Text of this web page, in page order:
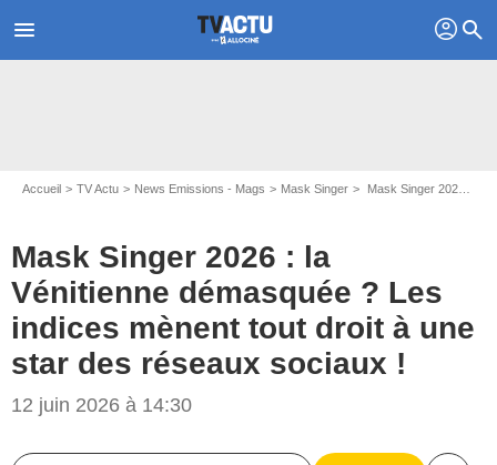
menu profil search
Accueil TV Actu News Emissions - Mags Mask Singer Mask Singer 2026 : la Vénitienne démasquée ? Les indices mènent tout droit à une star des réseaux sociaux !
Mask Singer 2026 : la
Vénitienne démasquée ? Les
indices mènent tout droit à une
star des réseaux sociaux !
12 juin 2026 à 14:30